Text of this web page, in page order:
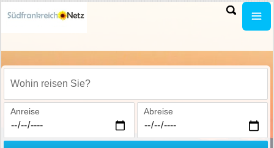
Wohin reisen Sie?
Anreise Abreise